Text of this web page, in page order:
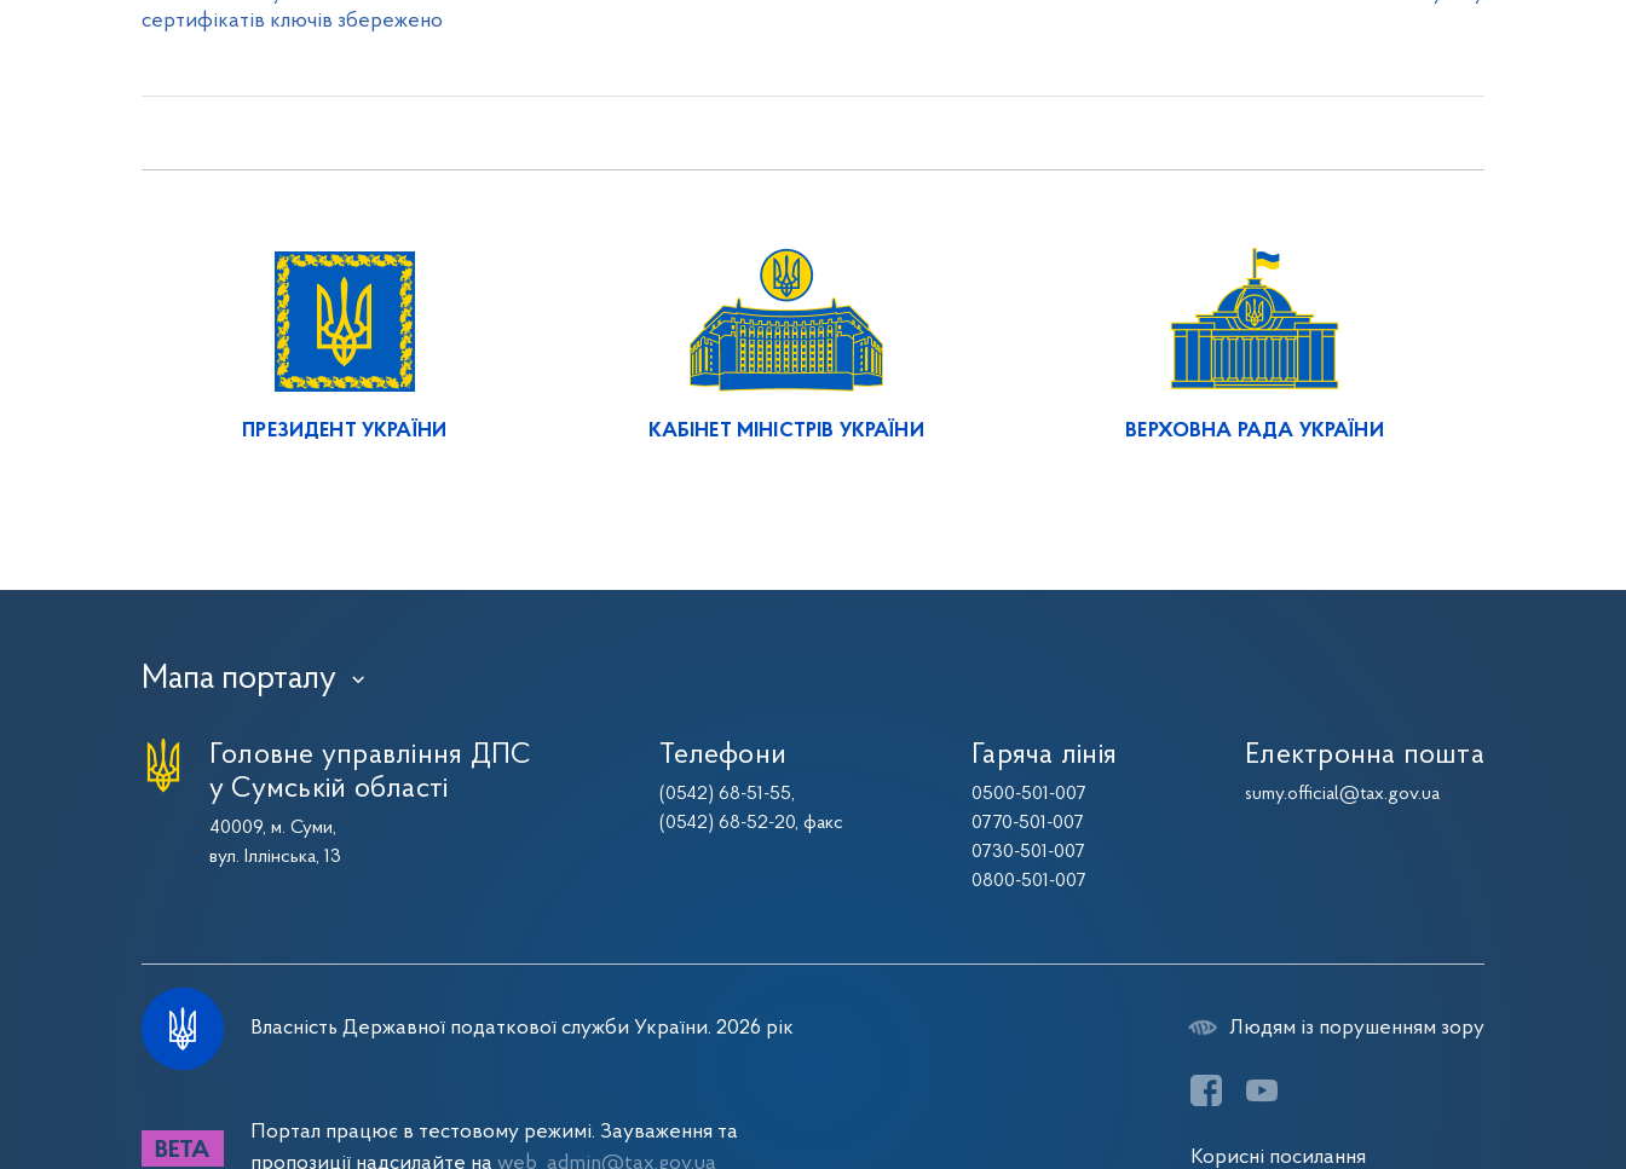
сертифікатів ключів збережено
ПРЕЗИДЕНТ УКРАЇНИ КАБІНЕТ МІНІСТРІВ УКРАЇНИ ВЕРХОВНА РАДА УКРАЇНИ
Мапа порталу ›
Головне управління ДПС
у Сумській області
40009, м. Суми,
вул. Іллінська, 13
Телефони
(0542) 68-51-55,
(0542) 68-52-20, факс
Гаряча лінія
0500-501-007
0770-501-007
0730-501-007
0800-501-007
Електронна пошта
sumy.official@tax.gov.ua
Власність Державної податкової служби України. 2026 рік
Портал працює в тестовому режимі. Зауваження та
пропозиції надсилайте на web_admin@tax.gov.ua
Людям із порушенням зору
Корисні посилання